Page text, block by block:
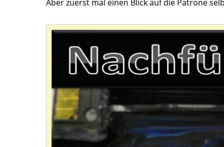
Aber zuerst mal einen Blick auf die Patrone